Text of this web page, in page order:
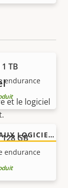
TB
endurance
GB
endurance
et le logiciel
ACCÉDER À LA DOCUMENTATION ET AUX LOGICIELS